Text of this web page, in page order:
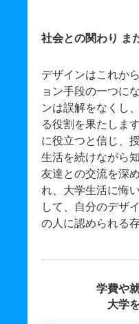
社会との関わり ま
デザインはこれか
ョン手段の一つに
ンは誤解をなくし
る役割を果たしま
に役立つと信じ、
生活を続けながら
友達との交流を深
れ、大学生活に悔
して、自分のデザ
の人に認められる
学費や
大学